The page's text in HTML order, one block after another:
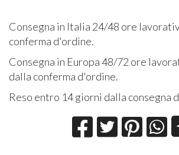
Consegna in Italia 24/48 ore
conferma d'ordine.
Consegna in Europa 48/72 ore
dalla conferma d'ordine.
Reso entro 14 giorni dalla consegna